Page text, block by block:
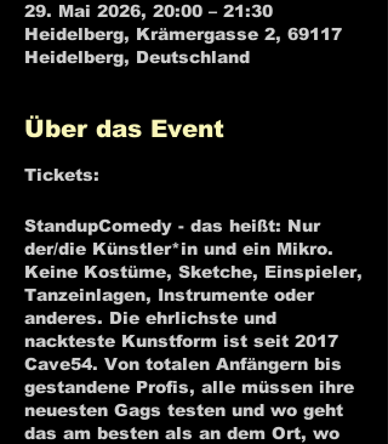
29. Mai 2026, 20:00 – 21:30
Heidelberg, Krämergasse 2, 69117
Heidelberg, Deutschland
Über das Event
Tickets:
StandupComedy - das heißt: Nur
der/die Künstler*in und ein Mikro.
Keine Kostüme, Sketche, Einspieler,
Tanzeinlagen, Instrumente oder
anderes. Die ehrlichste und
nackteste Kunstform ist seit 2017
Cave54. Von totalen Anfängern bis
gestandene Profis, alle müssen ihre
neuesten Gags testen und wo geht
das am besten als an dem Ort, wo